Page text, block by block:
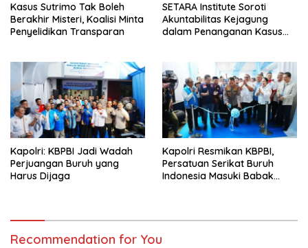
Kasus Sutrimo Tak Boleh
Berakhir Misteri, Koalisi Minta
Penyelidikan Transparan
SETARA Institute Soroti
Akuntabilitas Kejagung
dalam Penanganan Kasus
Kapolri: KBPBI Jadi Wadah
Perjuangan Buruh yang
Harus Dijaga
Kapolri Resmikan KBPBI,
Persatuan Serikat Buruh
Indonesia Masuki Babak
Recommendation for You